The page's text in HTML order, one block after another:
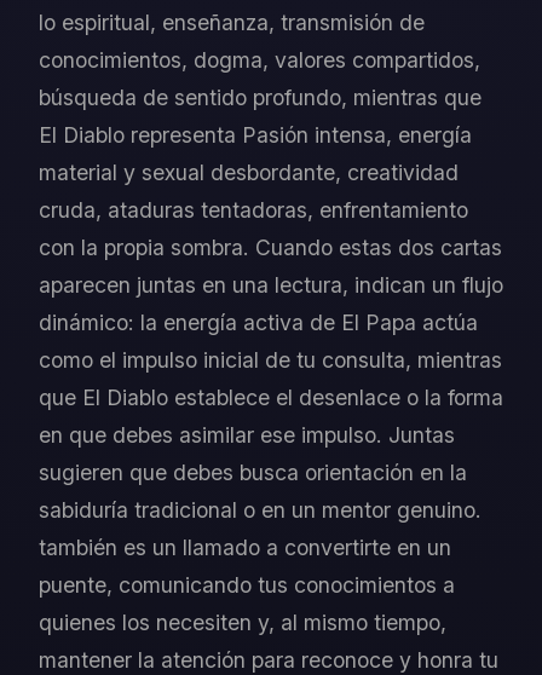
lo espiritual, enseñanza, transmisión de
conocimientos, dogma, valores compartidos,
búsqueda de sentido profundo, mientras que
El Diablo representa Pasión intensa, energía
material y sexual desbordante, creatividad
cruda, ataduras tentadoras, enfrentamiento
con la propia sombra. Cuando estas dos cartas
aparecen juntas en una lectura, indican un flujo
dinámico: la energía activa de El Papa actúa
como el impulso inicial de tu consulta, mientras
que El Diablo establece el desenlace o la forma
en que debes asimilar ese impulso. Juntas
sugieren que debes busca orientación en la
sabiduría tradicional o en un mentor genuino.
también es un llamado a convertirte en un
puente, comunicando tus conocimientos a
quienes los necesiten y, al mismo tiempo,
mantener la atención para reconoce y honra tu